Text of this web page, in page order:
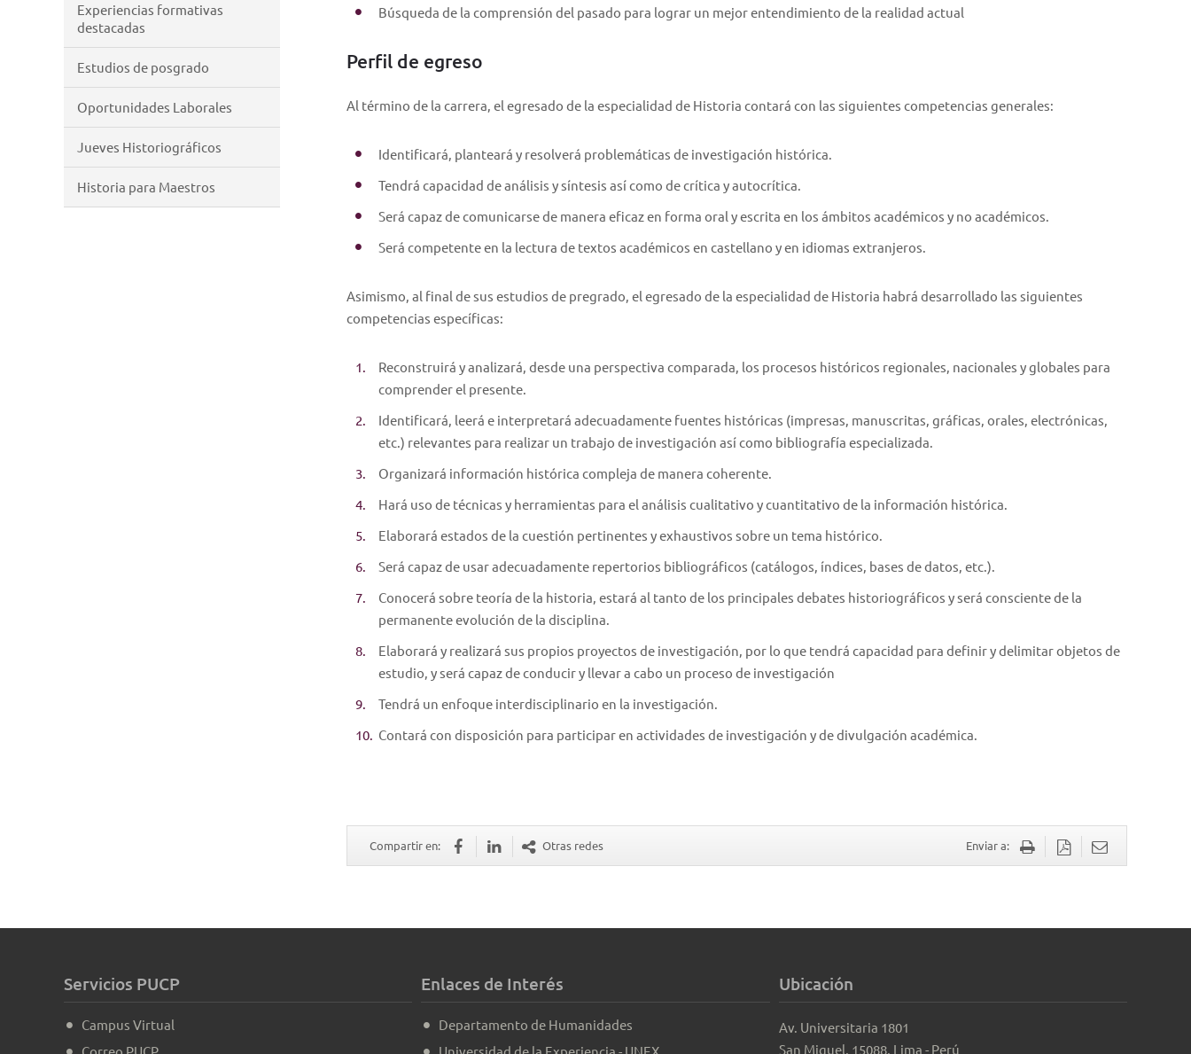
Experiencias formativas
destacadas
Estudios de posgrado
Oportunidades Laborales
Jueves Historiográficos
Historia para Maestros
Búsqueda de la comprensión del pasado para lograr un mejor entendimiento de la realidad actual
Perfil de egreso
Al término de la carrera, el egresado de la especialidad de Historia contará con las siguientes competencias generales:
Identificará, planteará y resolverá problemáticas de investigación histórica.
Tendrá capacidad de análisis y síntesis así como de crítica y autocrítica.
Será capaz de comunicarse de manera eficaz en forma oral y escrita en los ámbitos académicos y no académicos.
Será competente en la lectura de textos académicos en castellano y en idiomas extranjeros.
Asimismo, al final de sus estudios de pregrado, el egresado de la especialidad de Historia habrá desarrollado las siguientes
competencias específicas:
Reconstruirá y analizará, desde una perspectiva comparada, los procesos históricos regionales, nacionales y globales para
comprender el presente.
Identificará, leerá e interpretará adecuadamente fuentes históricas (impresas, manuscritas, gráficas, orales, electrónicas,
etc.) relevantes para realizar un trabajo de investigación así como bibliografía especializada.
Organizará información histórica compleja de manera coherente.
Hará uso de técnicas y herramientas para el análisis cualitativo y cuantitativo de la información histórica.
Elaborará estados de la cuestión pertinentes y exhaustivos sobre un tema histórico.
Será capaz de usar adecuadamente repertorios bibliográficos (catálogos, índices, bases de datos, etc.).
Conocerá sobre teoría de la historia, estará al tanto de los principales debates historiográficos y será consciente de la
permanente evolución de la disciplina.
Elaborará y realizará sus propios proyectos de investigación, por lo que tendrá capacidad para definir y delimitar objetos de
estudio, y será capaz de conducir y llevar a cabo un proceso de investigación
Tendrá un enfoque interdisciplinario en la investigación.
Contará con disposición para participar en actividades de investigación y de divulgación académica.
Compartir en: Otras redes Enviar a:
Servicios PUCP
Campus Virtual
Enlaces de Interés
Departamento de Humanidades
Ubicación
Av. Universitaria 1801
San Miguel, 15088, Lima - Perú